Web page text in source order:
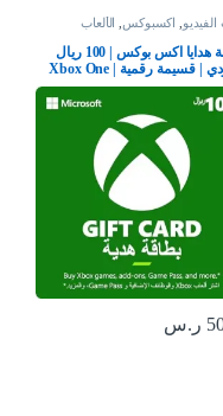
الفيديو اكسبوكس الألعاب
بطاقة هدايا اكس بوكس | 100 ريال
سعودي | قسيمة رقمية | Xbox One
سلسلة S | X وويندوز | (كود التحميل)
المملكة العربية السعودية
ر.س